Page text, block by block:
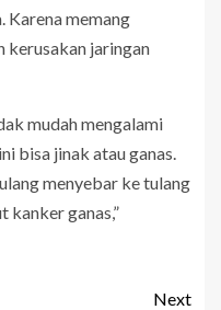
Karena memang
kerusakan jaringan
mudah mengalami
bisa jinak atau ganas.
menyebar ke tulang
kanker ganas,”
Next